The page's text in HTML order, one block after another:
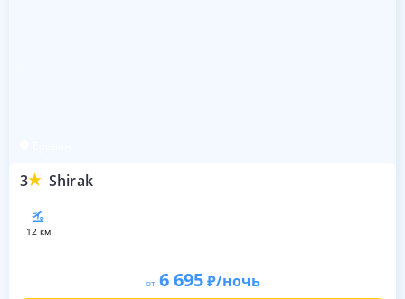
3 Shirak
12 км
от 6 695 /ночь